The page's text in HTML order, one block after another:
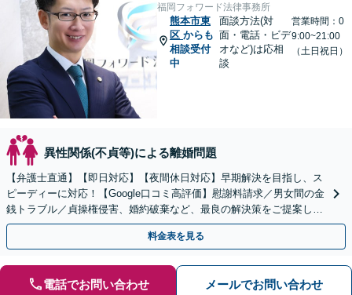
福岡フォワード法律事務所
熊本市東
区 からも
相談受付
中
面談方法(対
面・電話・ビデ
オなど)は応相
談
営業時間：0
9:00~21:00
（土日祝日）
異性関係(不貞等)による離婚問題
【弁護士直通】【即日対応】【夜間休日対応】早期解決を目指し、ス
ピーディーに対応！【Google口コミ高評価】慰謝料請求／男女間の金
銭トラブル／貞操権侵害、婚約破棄など、最良の解決策をご提案しま
す【リーズナブルな費用】【赤坂駅徒歩3分】
料金表を見る
電話でお問い合わせ メールでお問い合わせ